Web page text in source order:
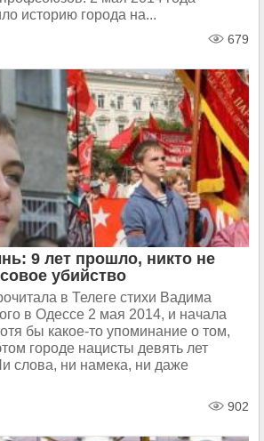
историю города на...
679
9 лет прошло, никто не
убийство
в Телеге стихи Вадима
в Одессе 2 мая 2014, и начала
бы какое-то упоминание о том,
городе нацисты девять лет
слова, ни намека, ни даже
902